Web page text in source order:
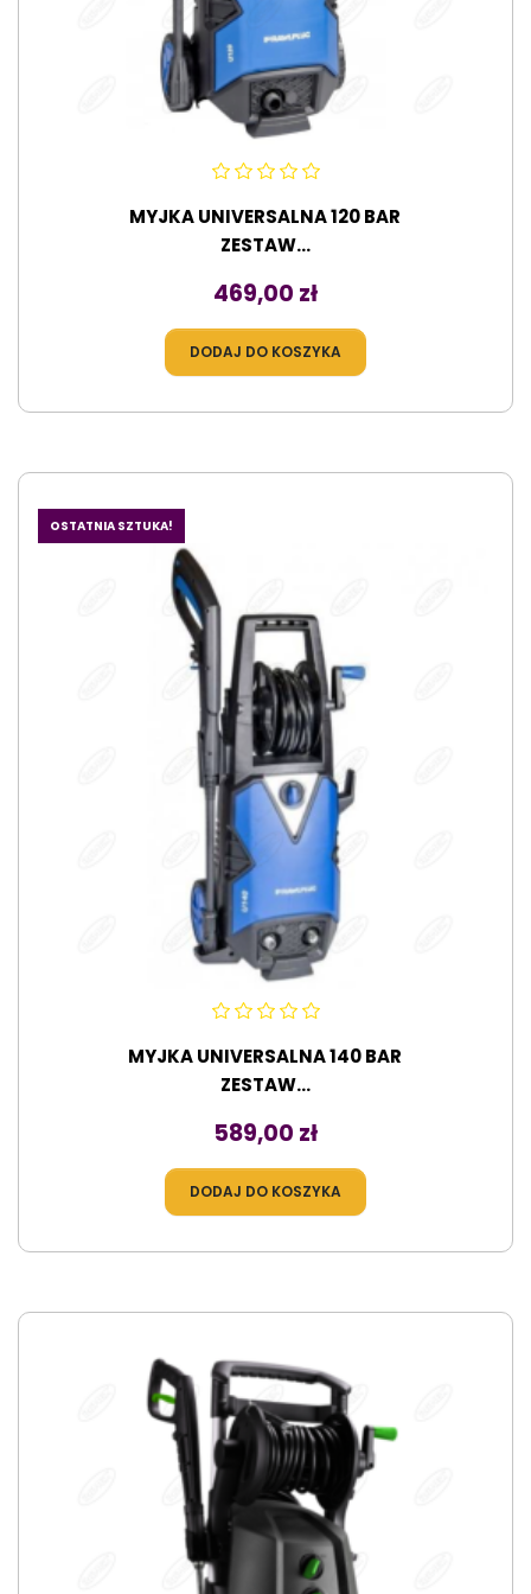
MYJKA UNIVERSALNA 120 BAR
ZESTAW...
Cena
469,00 zł
DODAJ DO KOSZYKA
OSTATNIA SZTUKA!
MYJKA UNIVERSALNA 140 BAR
ZESTAW...
Cena
589,00 zł
DODAJ DO KOSZYKA